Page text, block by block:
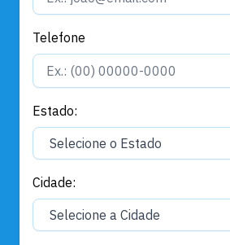
Telefone
Estado:
Cidade: